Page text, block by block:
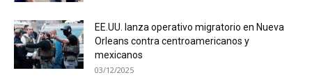
EE.UU. lanza operativo migratorio en Nueva
Orleans contra centroamericanos y
mexicanos
03/12/2025